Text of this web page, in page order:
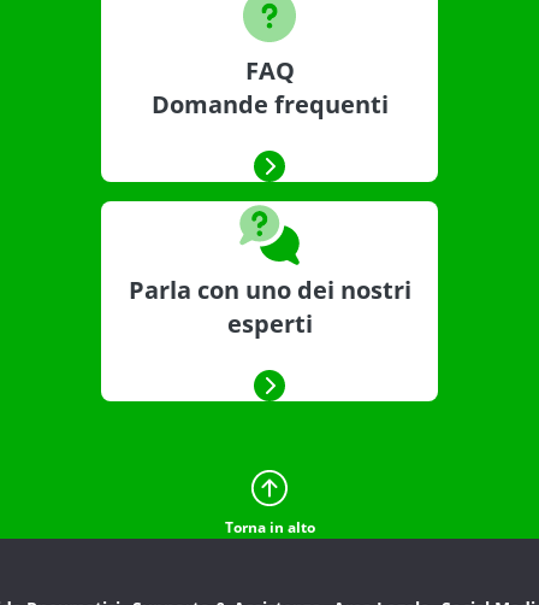
FAQ
Domande frequenti
Parla con uno dei nostri
esperti
Torna in alto